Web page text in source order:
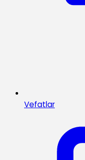
Vefatlar